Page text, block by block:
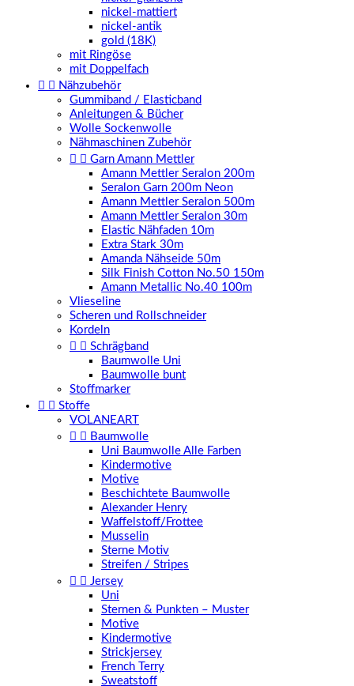
nickel-mattiert
nickel-antik
gold (18K)
mit Ringöse
mit Doppelfach
  Nähzubehör
Gummiband / Elasticband
Anleitungen & Bücher
Wolle Sockenwolle
Nähmaschinen Zubehör
  Garn Amann Mettler
Amann Mettler Seralon 200m
Seralon Garn 200m Neon
Amann Mettler Seralon 500m
Amann Mettler Seralon 30m
Elastic Nähfaden 10m
Extra Stark 30m
Amanda Nähseide 50m
Silk Finish Cotton No.50 150m
Amann Metallic No.40 100m
Vlieseline
Scheren und Rollschneider
Kordeln
  Schrägband
Baumwolle Uni
Baumwolle bunt
Stoffmarker
  Stoffe
VOLANEART
  Baumwolle
Uni Baumwolle Alle Farben
Kindermotive
Motive
Beschichtete Baumwolle
Alexander Henry
Waffelstoff/Frottee
Musselin
Sterne Motiv
Streifen / Stripes
  Jersey
Uni
Sternen & Punkten – Muster
Motive
Kindermotive
Strickjersey
French Terry
Sweatstoff